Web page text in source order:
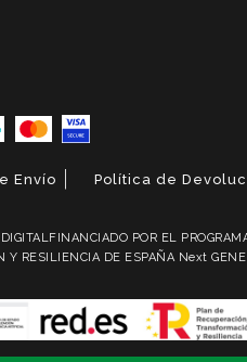
Envío Política de
POR EL
Y RESILIENCIA DE ESPAÑA Next